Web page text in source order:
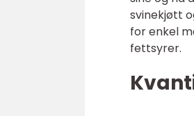
svinekjøtt
for enkel
fettsyrer.